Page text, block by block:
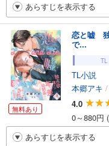
あらすじを表示する
無料あり
恋と嘘 独
で...
TL
TL小説
本郷アキ /
4.0
0～880円
あらすじを表示する